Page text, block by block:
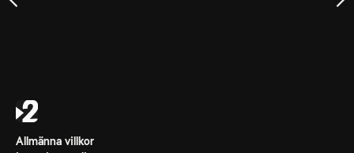
Allmänna villkor